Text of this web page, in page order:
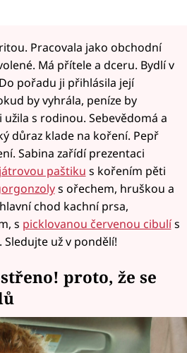
Pracovala jako obchodní
Má přítele a dceru. Bydlí v
pořadu ji přihlásila její
by vyhrála, peníze by
s rodinou. Sebevědomá a
důraz klade na koření. Pepř
Sabina zařídí prezentaci
paštiku s kořením pěti
s ořechem, hruškou a
chod kachní prsa,
s picklovanou červenou cibulís
už v pondělí!
proto, že se